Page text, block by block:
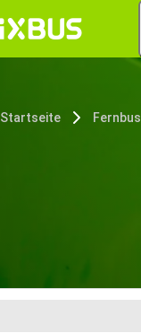
Startseite Fernbus